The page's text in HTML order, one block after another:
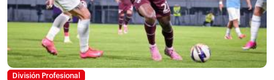
División Profesional